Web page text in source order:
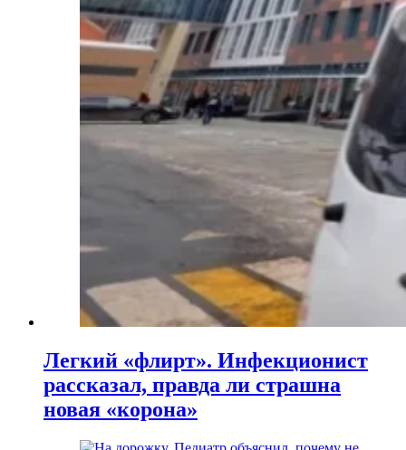
Легкий «флирт». Инфекционист
рассказал, правда ли страшна
новая «корона»